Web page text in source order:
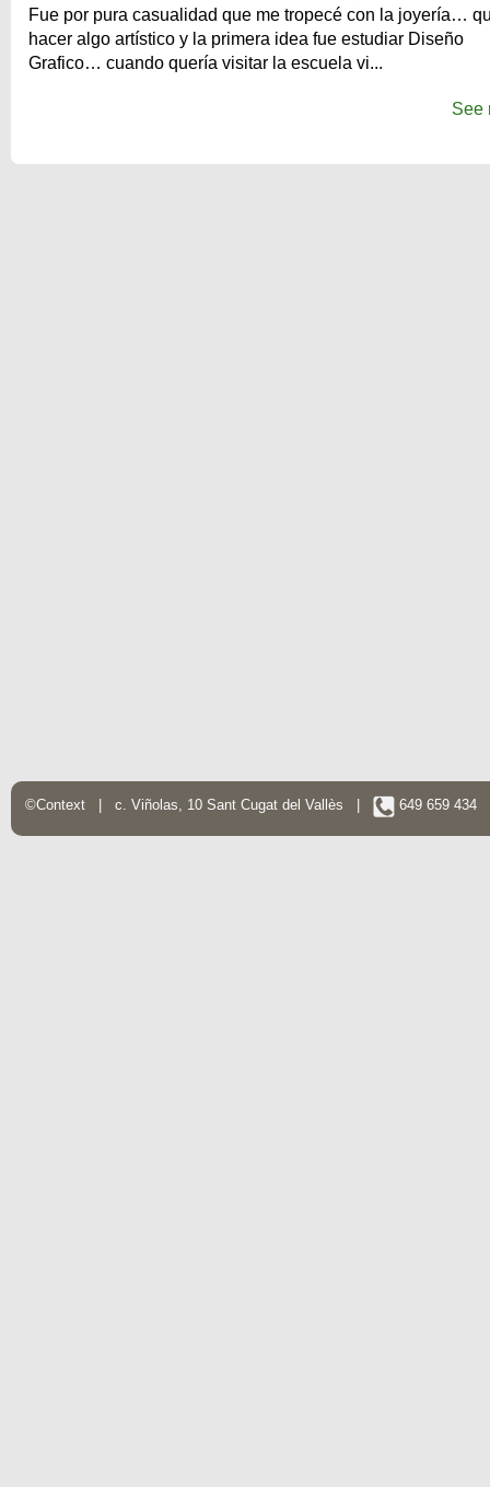
Fue por pura casualidad que me tropecé con la joyería…
hacer algo artístico y la primera idea fue estudiar Diseño
Grafico… cuando quería visitar la escuela vi...
See
©Context | c. Viñolas, 10 Sant Cugat del Vallès | 649 659